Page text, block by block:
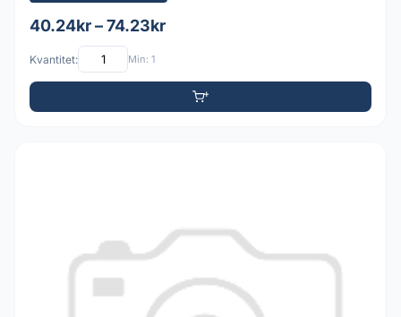
40.24kr – 74.23kr
Kvantitet: Min: 1